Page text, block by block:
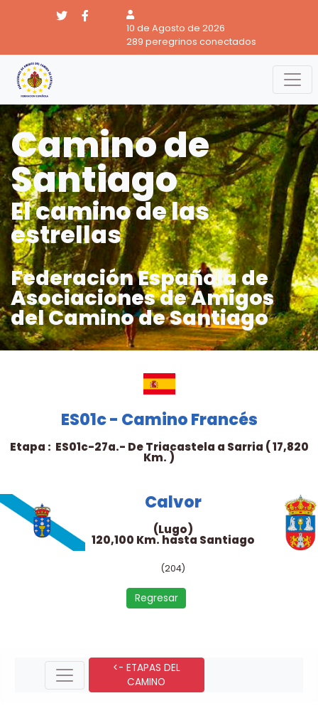
10 de Agosto de 2026
289 peregrinos conectados
Camino de
Santiago
El camino de las
estrellas
Federación Española de
Asociaciones de Amigos
del Camino de Santiago
ES01c - Camino Francés
Etapa : ES01c-27a.- De Triacastela a Sarria ( 17,820
Km. )
Calvor
(Lugo)
120,100 Km. hasta Santiago
(204)
Regresar
<- ETAPAS DEL
CAMINO